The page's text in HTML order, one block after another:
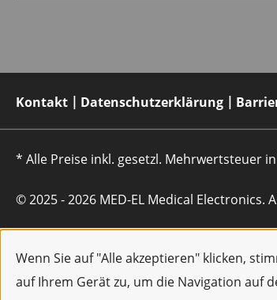
Wenn Sie auf "Alle akzeptieren" klicken,
auf Ihrem Gerät zu, um die Navigation auf
Kontakt Datenschutzerklärung
* Alle Preise inkl. gesetzl. Mehrwertsteuer
© 2025 - 2026 MED-EL Medical Electronics.